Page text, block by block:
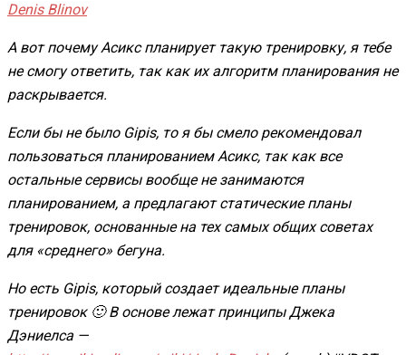
Denis Blinov
А вот почему Асикс планирует такую тренировку, я тебе
не смогу ответить, так как их алгоритм планирования не
раскрывается.
Если бы не было Gipis, то я бы смело рекомендовал
пользоваться планированием Асикс, так как все
остальные сервисы вообще не занимаются
планированием, а предлагают статические планы
тренировок, основанные на тех самых общих советах
для «среднего» бегуна.
Но есть Gipis, который создает идеальные планы
тренировок 🙂 В основе лежат принципы Джека
Дэниелса —